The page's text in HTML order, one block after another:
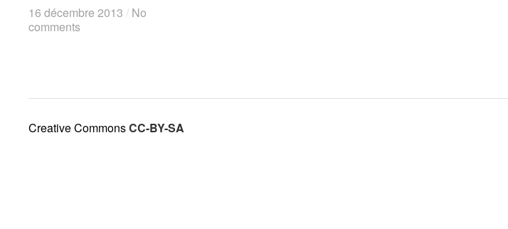
16 décembre 2013 / No
comments
16 décembre 2013 / No
comments
Creative CommonsCC-BY-SA